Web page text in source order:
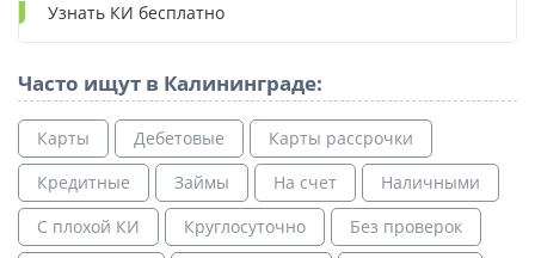
Узнать КИ бесплатно
Часто ищут в Калининграде:
Карты Дебетовые
Карты рассрочки
Кредитные
Займы На счет
Наличными
С плохой КИ
Круглосуточно
Без проверок